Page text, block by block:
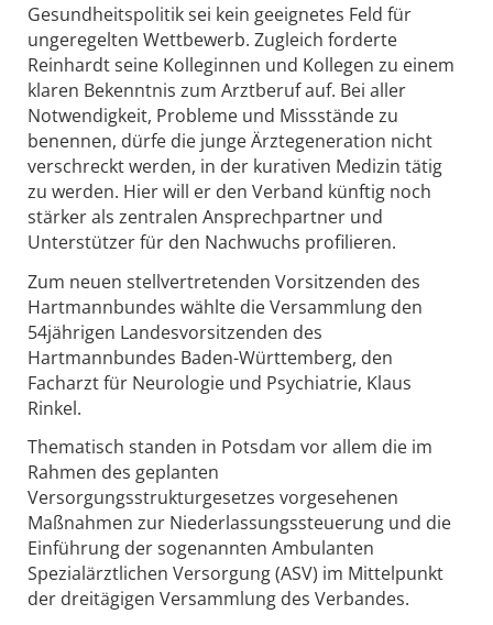
Gesundheitspolitik sei kein geeignetes Feld für
ungeregelten Wettbewerb. Zugleich forderte
Reinhardt seine Kolleginnen und Kollegen zu einem
klaren Bekenntnis zum Arztberuf auf. Bei aller
Notwendigkeit, Probleme und Missstände zu
benennen, dürfe die junge Ärztegeneration nicht
verschreckt werden, in der kurativen Medizin tätig
zu werden. Hier will er den Verband künftig noch
stärker als zentralen Ansprechpartner und
Unterstützer für den Nachwuchs profilieren.
Zum neuen stellvertretenden Vorsitzenden des
Hartmannbundes wählte die Versammlung den
54jährigen Landesvorsitzenden des
Hartmannbundes Baden-Württemberg, den
Facharzt für Neurologie und Psychiatrie, Klaus
Rinkel.
Thematisch standen in Potsdam vor allem die im
Rahmen des geplanten
Versorgungsstrukturgesetzes vorgesehenen
Maßnahmen zur Niederlassungssteuerung und die
Einführung der sogenannten Ambulanten
Spezialärztlichen Versorgung (ASV) im Mittelpunkt
der dreitägigen Versammlung des Verbandes.